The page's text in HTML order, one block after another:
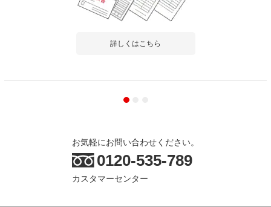
詳しくはこちら
お気軽にお問い合わせください。
0120-535-789
カスタマーセンター